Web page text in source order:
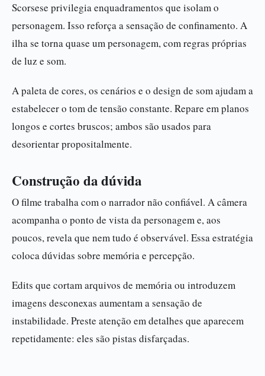
Scorsese privilegia enquadramentos que isolam o
personagem. Isso reforça a sensação de confinamento. A
ilha se torna quase um personagem, com regras próprias
de luz e som.
A paleta de cores, os cenários e o design de som ajudam a
estabelecer o tom de tensão constante. Repare em planos
longos e cortes bruscos; ambos são usados para
desorientar propositalmente.
Construção da dúvida
O filme trabalha com o narrador não confiável. A câmera
acompanha o ponto de vista da personagem e, aos
poucos, revela que nem tudo é observável. Essa estratégia
coloca dúvidas sobre memória e percepção.
Edits que cortam arquivos de memória ou introduzem
imagens desconexas aumentam a sensação de
instabilidade. Preste atenção em detalhes que aparecem
repetidamente: eles são pistas disfarçadas.